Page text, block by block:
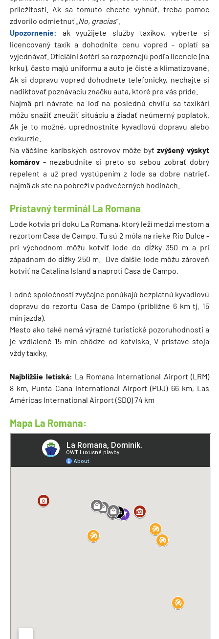
príležitosti. Ak sa tomuto chcete vyhnúť, treba pomoc
zdvorilo odmietnuť „No, gracias“.
Upozornenie:
ak využijete služby taxíkov, vyberte si
licencovaný taxík a dohodnite cenu vopred - oplatí sa
vyjednávať. Oficiálni šoféri sa rozpoznajú podľa licencie (na
krku), často majú uniformu a auto je čisté a klimatizované.
Ak si dopravu vopred dohodnete telefonicky, nechajte si
nadiktovať poznávaciu značku auta, ktoré pre vás príde.
Najmä pri návrate na loď na poslednú chvíľu sa taxikári
môžu snažiť zneužiť situáciu a žiadať neúmerný poplatok.
Ak je to možné, uprednostnite kyvadlovú dopravu alebo
exkurzie.
Na väčšine karibských ostrovov môže byť zvýšený výskyt
komárov - nezabudnite si preto so sebou zobrať dobrý
repelent a už pred vystúpením z lode sa dobre natrieť,
najmä ak ste na pobreží v podvečerných hodinách.
Prístavný terminál La Romana
Lode kotvia pri doku La Romana, ktorý leží medzi mestom a
rezortom Casa de Campo. Tu sú 2 móla na rieke Rio Dulce -
pri východnom môžu kotviť lode do dĺžky 350 m a pri
západnom do dĺžky 250 m. Dve ďalšie lode môžu zároveň
kotviť na Catalina Island a naproti Casa de Campo.
Lodné spoločnosti zvyčajne ponúkajú bezplatnú kyvadlovú
dopravu do rezortu Casa de Campo (približne 6 km tj. 15
min jazda).
Mesto ako také nemá výrazné turistické pozoruhodnosti a
je vzdialené 15 min chôdze od kotviska. V prístave stoja
vždy taxíky.
Najbližšie letiská: La Romana International Airport (LRM)
8 km, Punta Cana International Airport (PUJ) 66 km, Las
Américas International Airport (SDQ) 74 km
Mapa La Romana: